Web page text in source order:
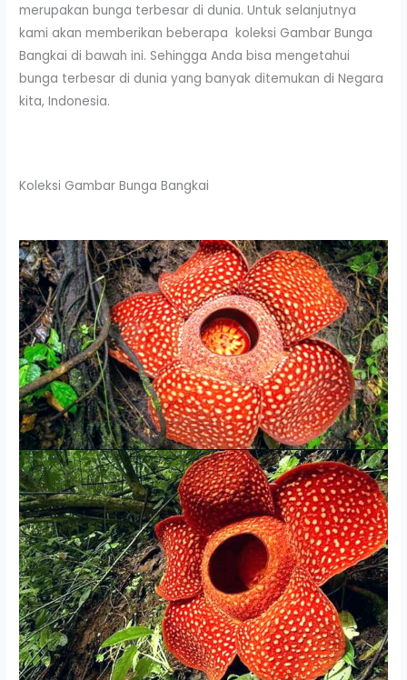
merupakan bunga terbesar di dunia. Untuk selanjutnya
kami akan memberikan beberapa koleksi Gambar Bunga
Bangkai di bawah ini. Sehingga Anda bisa mengetahui
bunga terbesar di dunia yang banyak ditemukan di Negara
kita, Indonesia.
Koleksi Gambar Bunga Bangkai